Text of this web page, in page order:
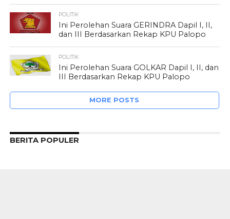
POLITIK
Ini Perolehan Suara GERINDRA Dapil I, II,
dan III Berdasarkan Rekap KPU Palopo
POLITIK
Ini Perolehan Suara GOLKAR Dapil I, II, dan
III Berdasarkan Rekap KPU Palopo
MORE POSTS
BERITA POPULER